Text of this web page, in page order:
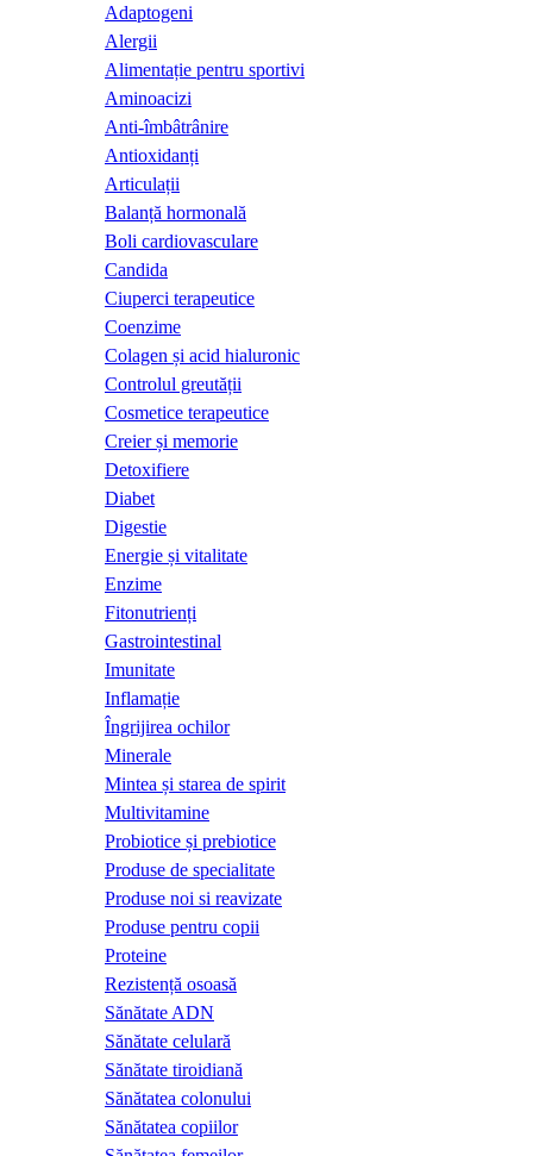
Adaptogeni
Alergii
Alimentație pentru sportivi
Aminoacizi
Anti-îmbâtrânire
Antioxidanți
Articulații
Balanță hormonală
Boli cardiovasculare
Candida
Ciuperci terapeutice
Coenzime
Colagen și acid hialuronic
Controlul greutății
Cosmetice terapeutice
Creier și memorie
Detoxifiere
Diabet
Digestie
Energie și vitalitate
Enzime
Fitonutrienți
Gastrointestinal
Imunitate
Inflamație
Îngrijirea ochilor
Minerale
Mintea și starea de spirit
Multivitamine
Probiotice și prebiotice
Produse de specialitate
Produse noi si reavizate
Produse pentru copii
Proteine
Rezistență osoasă
Sănătate ADN
Sănătate celulară
Sănătate tiroidiană
Sănătatea colonului
Sănătatea copiilor